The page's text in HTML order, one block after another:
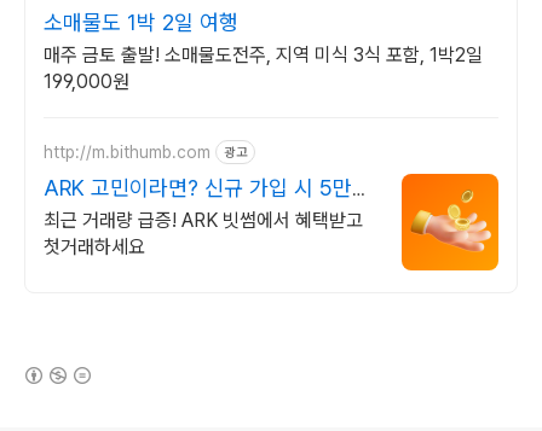
소매물도 1박 2일 여행
매주 금토 출발! 소매물도전주, 지역 미식 3식 포함, 1박2일
199,000원
http://m.bithumb.com 광고
ARK 고민이라면? 신규 가입 시 5만원
혜택
최근 거래량 급증! ARK 빗썸에서 혜택받고
첫거래하세요